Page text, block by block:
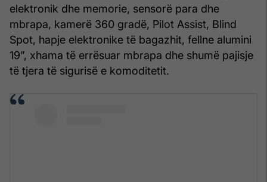
elektronik dhe memorie, sensorë para dhe
mbrapa, kamerë 360 gradë, Pilot Assist, Blind
Spot, hapje elektronike të bagazhit, fellne alumini
19”, xhama të errësuar mbrapa dhe shumë pajisje
të tjera të sigurisë e komoditetit.